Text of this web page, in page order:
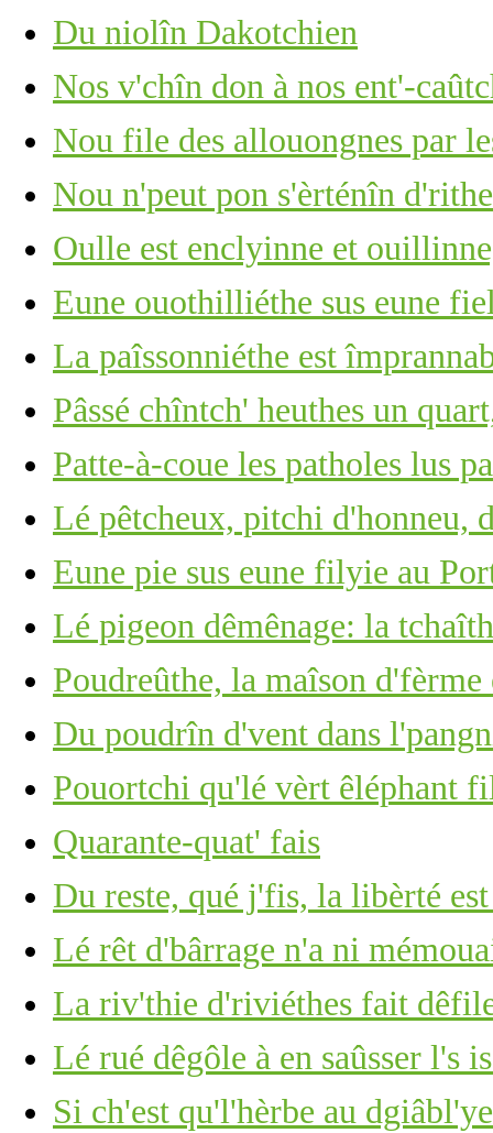
Du niolîn Dakotchien
Nos v'chîn don à nos ent'-
Nou file des allouongnes par
Nou n'peut pon s'èrténîn
Oulle est enclyinne et
Eune ouothilliéthe sus eune
La paîssonniéthe est
Pâssé chîntch' heuthes un
Patte-à-coue les patholes lus
Lé pêtcheux, pitchi d'honneu,
Eune pie sus eune filyie au
Lé pigeon dêmênage: la
Poudreûthe, la maîson
Du poudrîn d'vent dans
Pouortchi qu'lé vèrt êléphant
Quarante-quat' fais
Du reste, qué j'fis, la libèrté
Lé rêt d'bârrage n'a ni
La riv'thie d'riviéthes fait
Lé rué dêgôle à en saûsser l's
Si ch'est qu'l'hèrbe au